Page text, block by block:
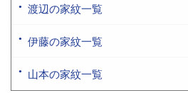
渡辺の家紋一覧
伊藤の家紋一覧
山本の家紋一覧